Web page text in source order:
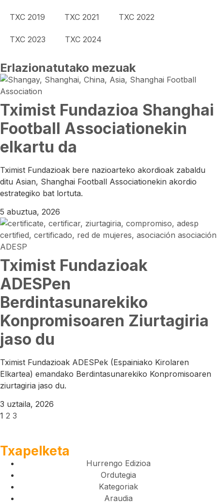
TXC 2019 TXC 2021 TXC 2022
TXC 2023 TXC 2024
Erlazionatutako mezuak
Tximist Fundazioa Shanghai
Football Associationekin
elkartu da
Tximist Fundazioak bere nazioarteko akordioak zabaldu
ditu Asian, Shanghai Football Associationekin akordio
estrategiko bat lortuta.
5 abuztua, 2026
Tximist Fundazioak
ADESPen
Berdintasunarekiko
Konpromisoaren Ziurtagiria
jaso du
Tximist Fundazioak ADESPek (Espainiako Kirolaren
Elkartea) emandako Berdintasunarekiko Konpromisoaren
ziurtagiria jaso du.
3 uztaila, 2026
1 2 3
Txapelketa
Hurrengo Edizioa
Ordutegia
Kategoriak
Araudia